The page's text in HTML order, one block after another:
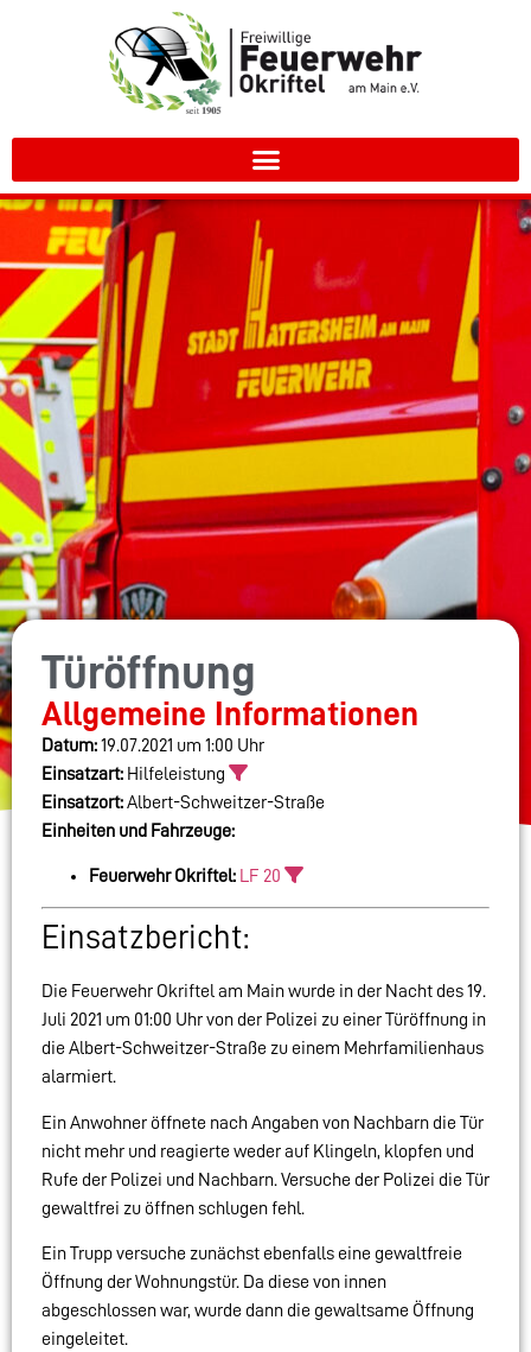
Türöffnung
Allgemeine Informationen
Datum:19.07.2021 um 1:00 Uhr
Einsatzart: Hilfeleistung
Einsatzort:Albert-Schweitzer-Straße
Einheiten und Fahrzeuge:
Feuerwehr Okriftel: LF 20
Einsatzbericht:
Die Feuerwehr Okriftel am Main wurde in der Nacht des 19.
Juli 2021 um 01:00 Uhr von der Polizei zu einer Türöffnung in
die Albert-Schweitzer-Straße zu einem Mehrfamilienhaus
alarmiert.
Ein Anwohner öffnete nach Angaben von Nachbarn die Tür
nicht mehr und reagierte weder auf Klingeln, klopfen und
Rufe der Polizei und Nachbarn. Versuche der Polizei die Tür
gewaltfrei zu öffnen schlugen fehl.
Ein Trupp versuche zunächst ebenfalls eine gewaltfreie
Öffnung der Wohnungstür. Da diese von innen
abgeschlossen war, wurde dann die gewaltsame Öffnung
eingeleitet.